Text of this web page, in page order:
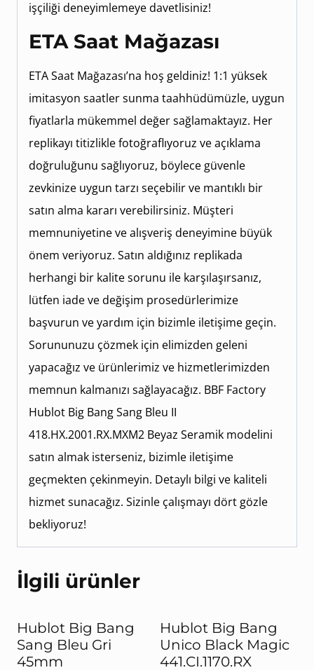
işçiliği deneyimlemeye davetlisiniz!
ETA Saat Mağazası
ETA Saat Mağazası’na hoş geldiniz! 1:1 yüksek
imitasyon saatler sunma taahhüdümüzle, uygun
fiyatlarla mükemmel değer sağlamaktayız. Her
replikayı titizlikle fotoğraflıyoruz ve açıklama
doğruluğunu sağlıyoruz, böylece güvenle
zevkinize uygun tarzı seçebilir ve mantıklı bir
satın alma kararı verebilirsiniz. Müşteri
memnuniyetine ve alışveriş deneyimine büyük
önem veriyoruz. Satın aldığınız replikada
herhangi bir kalite sorunu ile karşılaşırsanız,
lütfen iade ve değişim prosedürlerimize
başvurun ve yardım için bizimle iletişime geçin.
Sorununuzu çözmek için elimizden geleni
yapacağız ve ürünlerimiz ve hizmetlerimizden
memnun kalmanızı sağlayacağız. BBF Factory
Hublot Big Bang Sang Bleu II
418.HX.2001.RX.MXM2 Beyaz Seramik modelini
satın almak isterseniz, bizimle iletişime
geçmekten çekinmeyin. Detaylı bilgi ve kaliteli
hizmet sunacağız. Sizinle çalışmayı dört gözle
bekliyoruz!
İlgili ürünler
Hublot Big Bang
Sang Bleu Gri
45mm
Hublot Big Bang
Unico Black Magic
441.CI.1170.RX